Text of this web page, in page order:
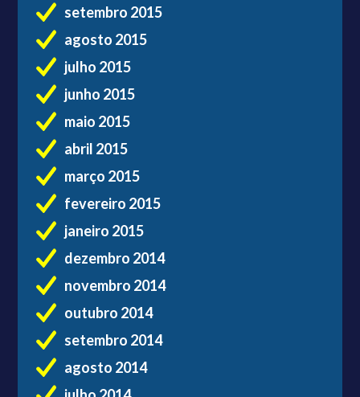
setembro 2015
agosto 2015
julho 2015
junho 2015
maio 2015
abril 2015
março 2015
fevereiro 2015
janeiro 2015
dezembro 2014
novembro 2014
outubro 2014
setembro 2014
agosto 2014